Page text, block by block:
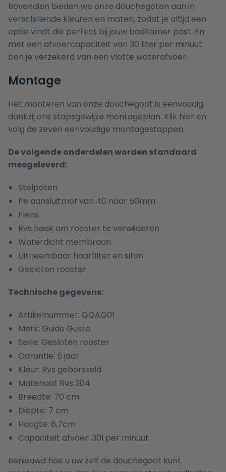
Bovendien bieden we onze douchegoten aan in
verschillende kleuren en maten, zodat je altijd een
optie vindt die perfect bij jouw badkamer past. En
met een afvoercapaciteit van 30 liter per minuut
ben je verzekerd van een vlotte waterafvoer.
Montage
Het monteren van onze douchegoot is eenvoudig
dankzij ons stapsgewijze montageplan. Klik hier en
volg de zeven eenvoudige montagestappen.
De volgende onderdelen worden standaard
meegeleverd:
Stelpoten
Pe aansluitmof van 40 naar 50mm
Flens
Rvs haak om rooster te verwijderen
Waterdicht membraan
Uitneembaar haarfilter en sifon
Gesloten rooster
Technische gegevens:
Artikelnummer: GGAG01
Merk: Guido Gusto
Serie: Gesloten rooster
Garantie: 5 jaar
Kleur: Rvs geborsteld
Materiaal: Rvs 304
Breedte: 70 cm
Diepte: 7 cm
Hoogte: 6,7cm
Capaciteit afvoer: 30l per minuut
Benieuwd hoe u uw zelf de douchegoot kunt